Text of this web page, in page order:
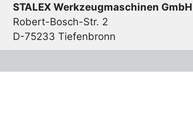
STALEX Werkzeugmaschinen GmbH
Robert-Bosch-Str. 2
D-75233 Tiefenbronn